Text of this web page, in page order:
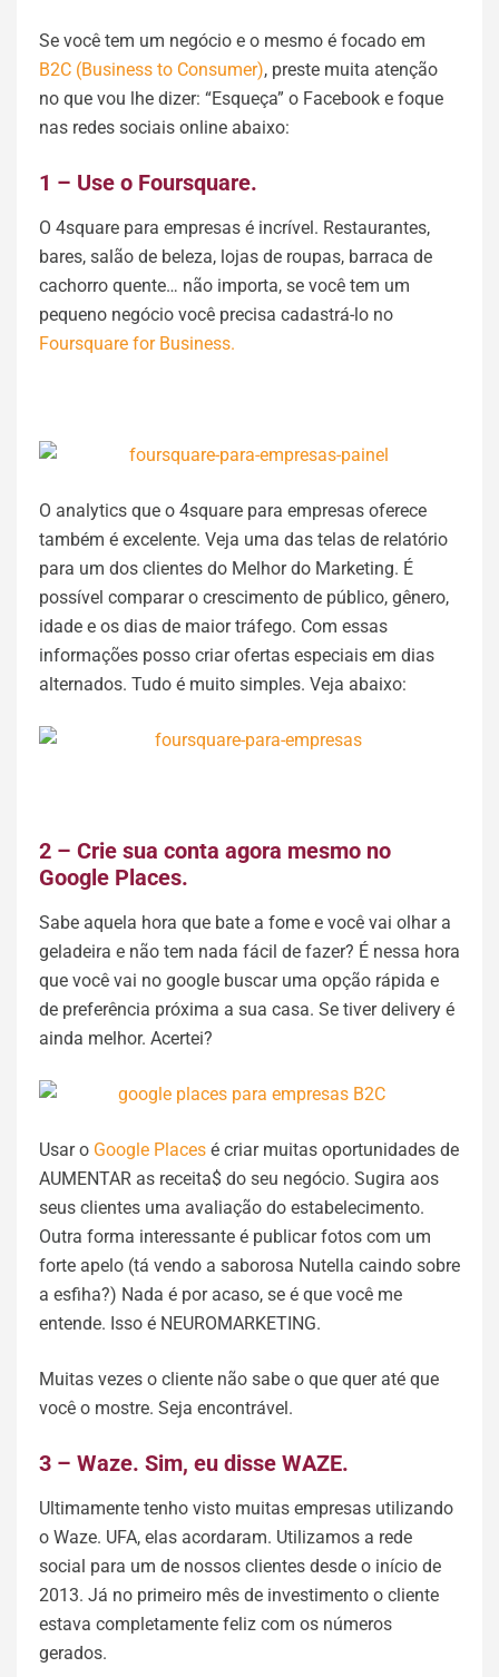
Se você tem um negócio e o mesmo é focado em
B2C (Business to Consumer), preste muita atenção
no que vou lhe dizer: “Esqueça” o Facebook e foque
nas redes sociais online abaixo:
1 – Use o Foursquare.
O 4square para empresas é incrível. Restaurantes,
bares, salão de beleza, lojas de roupas, barraca de
cachorro quente… não importa, se você tem um
pequeno negócio você precisa cadastrá-lo no
Foursquare for Business.
O analytics que o 4square para empresas oferece
também é excelente. Veja uma das telas de relatório
para um dos clientes do Melhor do Marketing. É
possível comparar o crescimento de público, gênero,
idade e os dias de maior tráfego. Com essas
informações posso criar ofertas especiais em dias
alternados. Tudo é muito simples. Veja abaixo:
2 – Crie sua conta agora mesmo no
Google Places.
Sabe aquela hora que bate a fome e você vai olhar a
geladeira e não tem nada fácil de fazer? É nessa hora
que você vai no google buscar uma opção rápida e
de preferência próxima a sua casa. Se tiver delivery é
ainda melhor. Acertei?
Usar o Google Places é criar muitas oportunidades de
AUMENTAR as receita$ do seu negócio. Sugira aos
seus clientes uma avaliação do estabelecimento.
Outra forma interessante é publicar fotos com um
forte apelo (tá vendo a saborosa Nutella caindo sobre
a esfiha?) Nada é por acaso, se é que você me
entende. Isso é NEUROMARKETING.
Muitas vezes o cliente não sabe o que quer até que
você o mostre. Seja encontrável.
3 – Waze. Sim, eu disse WAZE.
Ultimamente tenho visto muitas empresas utilizando
o Waze. UFA, elas acordaram. Utilizamos a rede
social para um de nossos clientes desde o início de
2013. Já no primeiro mês de investimento o cliente
estava completamente feliz com os números
gerados.